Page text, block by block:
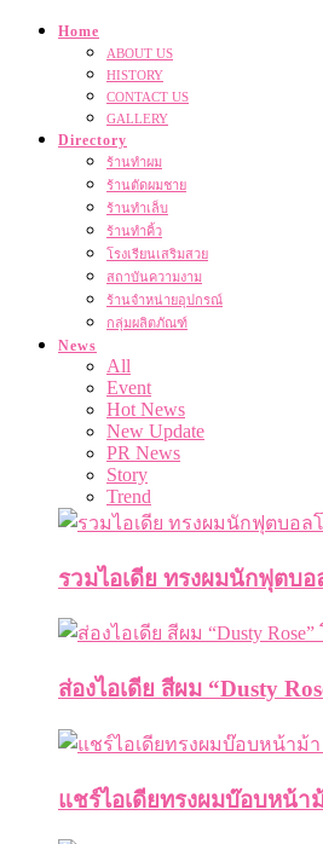
Home
ABOUT US
HISTORY
CONTACT US
GALLERY
Directory
ร้านทำผม
ร้านตัดผมชาย
ร้านทำเล็บ
ร้านทำคิ้ว
โรงเรียนเสริมสวย
สถาบันความงาม
ร้านจำหน่ายอุปกรณ์
กลุ่มผลิตภัณฑ์
News
All
Event
Hot News
New Update
PR News
Story
Trend
รวมไอเดีย ทรงผมนักฟุตบ
ส่องไอเดีย สีผม “Dusty
แชร์ไอเดียทรงผมบ๊อบหน้า